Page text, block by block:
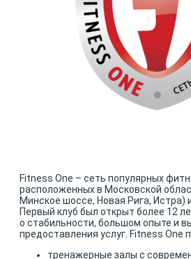
Fitness One – сеть популярных
расположенных в Московской
Минское шоссе, Новая Рига, Истра)
Первый клуб был открыт более 12
о стабильности, большом опыте и
предоставления услуг. Fitness One
тренажерные залы с